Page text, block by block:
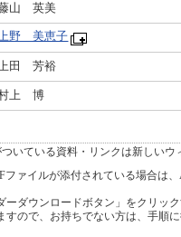
山 英美
野 美恵子
田 芳裕
上 博
ついている資料・リンクは新しいウ
ァイルが添付されている場合は、
ダウンロードボタン」をクリッ
すので、お持ちでない方は、手順